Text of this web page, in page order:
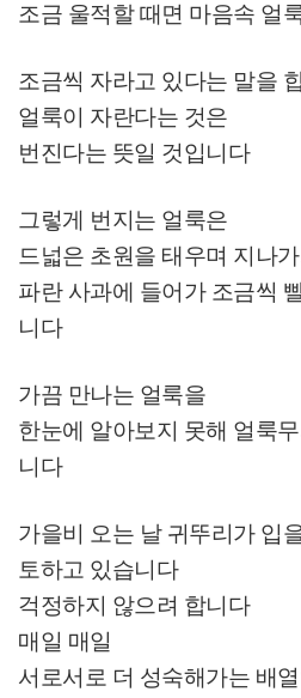
조금 울적할 때면 마음속 얼
조금씩 자라고 있다는 말을
얼룩이 자란다는 것은
번진다는 뜻일 것입니다
그렇게 번지는 얼룩은
드넓은 초원을 태우며 지나
파란 사과에 들어가 조금씩
니다
가끔 만나는 얼룩을
한눈에 알아보지 못해 얼룩
니다
가을비 오는 날 귀뚜리가 입
토하고 있습니다
걱정하지 않으려 합니다
매일 매일
서로서로 더 성숙해가는 배